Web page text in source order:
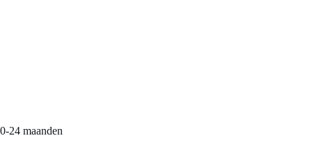
0-24 maanden